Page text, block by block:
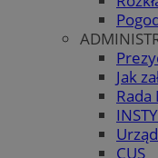
Jak
Rada
CUS